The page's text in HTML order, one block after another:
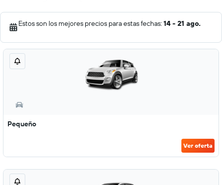
Estos son los mejores precios para estas fechas: 14 - 21 ago.
Pequeño
Ver oferta